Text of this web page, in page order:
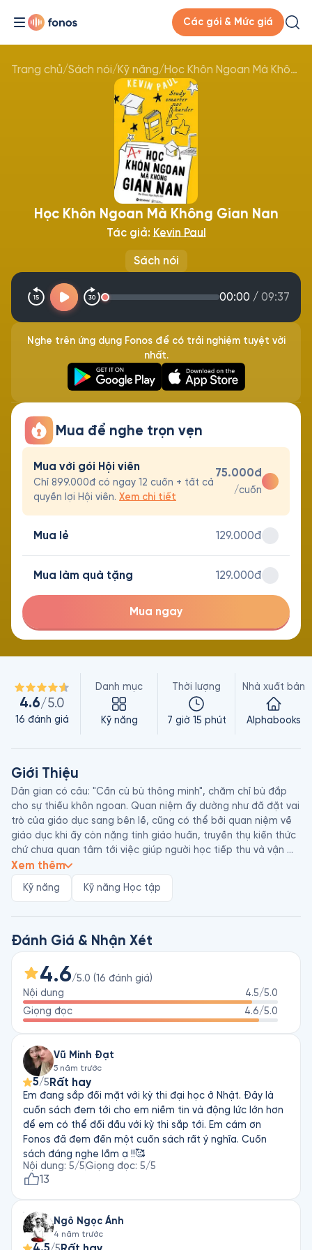
Các gói & Mức giá
Trang chủ/Sách nói/Kỹ năng/ Học Khôn Ngoan Mà Không Gian Nan
Sách nói
Học Khôn Ngoan Mà Không Gian Nan
Tác giả: Kevin Paul
00:00 / 09:37
Nghe trên ứng dụng Fonos để có trải nghiệm tuyệt vời
nhất.
Mua để nghe trọn vẹn
Mua với gói Hội viên
Chỉ 899.000đ có ngay 12 cuốn + tất cả
quyền lợi Hội viên. Xem chi tiết
75.000đ
/cuốn
Mua lẻ 129.000đ
Mua làm quà tặng 129.000đ
Mua ngay
4.6/5.0
16 đánh giá
Danh mục
Kỹ năng
Thời lượng
7 giờ 15 phút
Nhà xuất bản
Alphabooks
Giới Thiệu
Dân gian có câu: "Cần cù bù thông minh", chăm chỉ bù đắp
cho sự thiếu khôn ngoan. Quan niệm ấy dường như đã đặt vai
trò của giáo dục sang bên lề, cũng có thể bởi quan niệm về
giáo dục khi ấy còn nặng tính giáo huấn, truyền thụ kiến thức
chứ chưa quan tâm tới việc giúp người học tiếp thu và vận
dụng kiến thức một cách hiệu quả nhất. Hiệu quả ở đây bao
có sáng tạo và vì con người.
đã rất thành công với cuốn sách Học Khôn Ngoan Mà Không
Gian Nan, một cuốn chỉ dẫn rất tốt dành cho tất cả những
đối tượng cảm thấy có áp lực trong học tập. Hoàn thành
xong cuốn sách,bạn sẽ thật sự hiểu thế nào là học tập. Cuốn
sách giúp người học tìm được đúng cách thức học tập tùy
theo nội dung và thời điểm, và khám phá những loại hình trí
thông minh của chính mình.
Xem thêm
Kỹ năng Kỹ năng Học tập
Đánh Giá & Nhận Xét
4.6/5.0 (16 đánh giá)
Nội dung
4.5/5.0
Giọng đọc
4.6/5.0
Vũ Minh Đạt
5 năm trước
5/5 Rất hay
Em đang sắp đối mặt với kỳ thi đại học ở Nhật. Đây là
cuốn sách đem tới cho em niềm tin và động lức lớn hơn
để em có thể đối đầu với kỳ thi sắp tới. Em cám ơn
Fonos đã đem đến một cuốn sách rất ý nghĩa. Cuốn
sách đáng nghe lắm ạ !!🥰
Nội dung: 5/5Giọng đọc: 5/5
13
Ngô Ngọc Ánh
4 năm trước
4.5